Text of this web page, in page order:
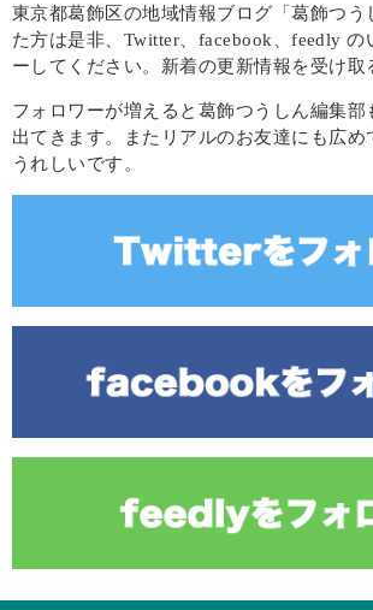
東京都葛飾区の地域情報ブログ「葛飾つう
た方は是非、Twitter、facebook、feedly の
ーしてください。新着の更新情報を受け取
フォロワーが増えると葛飾つうしん編集部
出てきます。またリアルのお友達にも広め
うれしいです。